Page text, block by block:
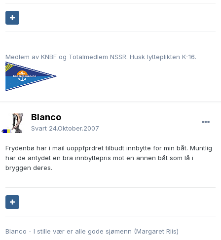
Medlem av KNBF og Totalmedlem NSSR. Husk lytteplikten K-16.
Blanco
Svart 24.Oktober.2007
Frydenbø har i mail uoppfprdret tilbudt innbytte for min båt. Muntlig
har de antydet en bra innbyttepris mot en annen båt som lå i
bryggen deres.
Blanco - I stille vær er alle gode sjømenn (Margaret Riis)